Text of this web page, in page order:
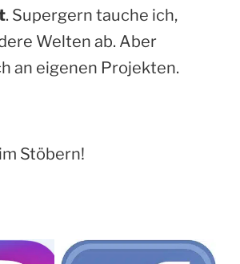
. Supergern tauche ich,
Welten ab. Aber
an eigenen Projekten.
Stöbern!